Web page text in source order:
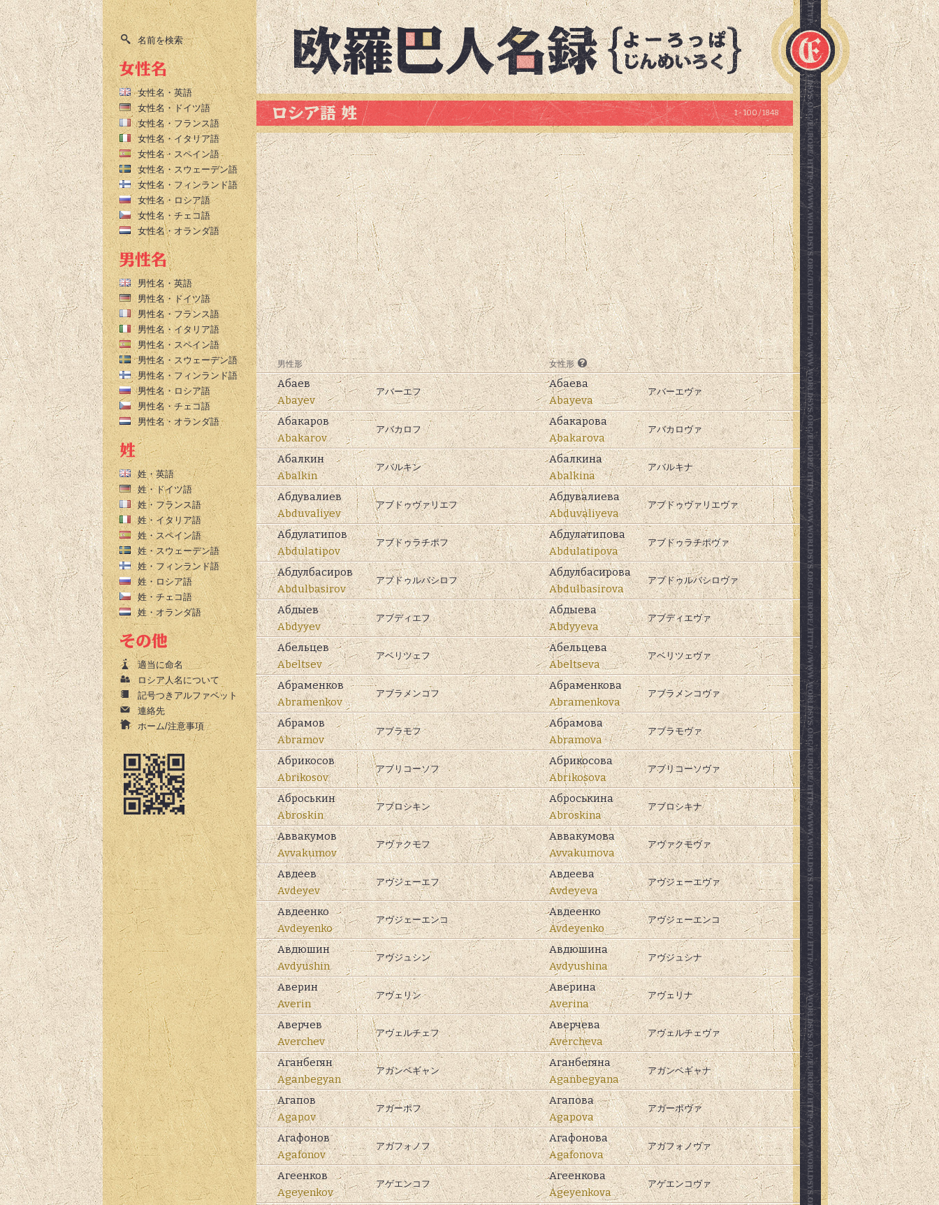
1 - 100 / 1848
男性形 女性形
Абаев
Abayev
アバーエフ
Абаева
Abayeva
アバーエヴァ
Абакаров
Abakarov
アバカロフ
Абакарова
Abakarova
アバカロヴァ
Абалкин
Abalkin
アバルキン
Абалкина
Abalkina
アバルキナ
Абдувалиев
Abduvaliyev
アブドゥヴァリエフ
Абдувалиева
Abduvaliyeva
アブドゥヴァリエヴァ
Абдулатипов
Abdulatipov
アブドゥラチポフ
Абдулатипова
Abdulatipova
アブドゥラチポヴァ
Абдулбасиров
Abdulbasirov
アブドゥルバシロフ
Абдулбасирова
Abdulbasirova
アブドゥルバシロヴァ
Абдыев
Abdyyev
アブディエフ
Абдыева
Abdyyeva
アブディエヴァ
Абельцев
Abeltsev
アベリツェフ
Абельцева
Abeltseva
アベリツェヴァ
Абраменков
Abramenkov
アブラメンコフ
Абраменкова
Abramenkova
アブラメンコヴァ
Абрамов
Abramov
アブラモフ
Абрамова
Abramova
アブラモヴァ
Абрикосов
Abrikosov
アブリコーソフ
Абрикосова
Abrikosova
アブリコーソヴァ
Аброськин
Abroskin
アブロシキン
Аброськина
Abroskina
アブロシキナ
Аввакумов
Avvakumov
アヴァクモフ
Аввакумова
Avvakumova
アヴァクモヴァ
Авдеев
Avdeyev
アヴジェーエフ
Авдеева
Avdeyeva
アヴジェーエヴァ
Авдеенко
Avdeyenko
アヴジェーエンコ
Авдеенко
Avdeyenko
アヴジェーエンコ
Авдюшин
Avdyushin
アヴジュシン
Авдюшина
Avdyushina
アヴジュシナ
Аверин
Averin
アヴェリン
Аверина
Averina
アヴェリナ
Аверчев
Averchev
アヴェルチェフ
Аверчева
Avercheva
アヴェルチェヴァ
Аганбегян
Aganbegyan
アガンベギャン
Аганбегяна
Aganbegyana
アガンベギャナ
Агапов
Agapov
アガーポフ
Агапова
Agapova
アガーポヴァ
Агафонов
Agafonov
アガフォノフ
Агафонова
Agafonova
アガフォノヴァ
Агеенков
Ageyenkov
アゲエンコフ
Агеенкова
Ageyenkova
アゲエンコヴァ
名前を検索
女性名・英語
女性名・ドイツ語
女性名・フランス語
女性名・イタリア語
女性名・スペイン語
女性名・スウェーデン語
女性名・フィンランド語
女性名・ロシア語
女性名・チェコ語
女性名・オランダ語
男性名・英語
男性名・ドイツ語
男性名・フランス語
男性名・イタリア語
男性名・スペイン語
男性名・スウェーデン語
男性名・フィンランド語
男性名・ロシア語
男性名・チェコ語
男性名・オランダ語
姓・英語
姓・ドイツ語
姓・フランス語
姓・イタリア語
姓・スペイン語
姓・スウェーデン語
姓・フィンランド語
姓・ロシア語
姓・チェコ語
姓・オランダ語
適当に命名
ロシア人名について
記号つきアルファベット
連絡先
ホーム/注意事項